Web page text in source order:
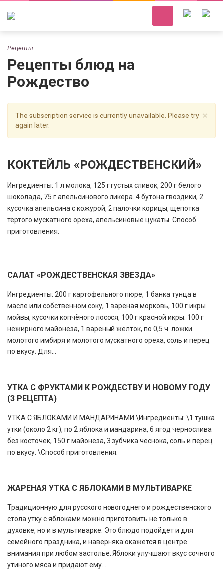
Рецепты
Рецепты блюд на
Рождество
×
The subscription service is currently unavailable. Please try
again later.
КОКТЕЙЛЬ «РОЖДЕСТВЕНСКИЙ»
Ингредиенты: 1 л молока, 125 г густых сливок, 200 г белого
шоколада, 75 г апельсинового ликёра. 4 бутона гвоздики, 2
кусочка апельсина с кожурой, 2 палочки корицы, щепотка
тёртого мускатного ореха, апельсиновые цукаты. Способ
приготовления:
САЛАТ «РОЖДЕСТВЕНСКАЯ ЗВЕЗДА»
Ингредиенты: 200 г картофельного пюре, 1 банка тунца в
масле или собственном соку, 1 вареная морковь, 100 г икры
мойвы, кусочки копчёного лосося, 100 г красной икры. 100 г
нежирного майонеза, 1 вареный желток, по 0,5 ч. ложки
молотого имбиря и молотого мускатного ореха, соль и перец
по вкусу. Для...
УТКА С ФРУКТАМИ К РОЖДЕСТВУ И НОВОМУ ГОДУ
(3 РЕЦЕПТА)
УТКА С ЯБЛОКАМИ И МАНДАРИНАМИ \Ингредиенты: \1 тушка
утки (около 2 кг), по 2 яблока и мандарина, 6 ягод чернослива
без косточек, 150 г майонеза, 3 зубчика чеснока, соль и перец
по вкусу. \Способ приготовления:
ЖАРЕНАЯ УТКА С ЯБЛОКАМИ В МУЛЬТИВАРКЕ
Традиционную для русского новогоднего и рождественского
стола утку с яблоками можно приготовить не только в
духовке, но и в мультиварке. Это блюдо подойдет и для
семейного праздника, и наверняка окажется в центре
внимания при любом застолье. Яблоки улучшают вкус сочного
утиного мяса и придают ему...